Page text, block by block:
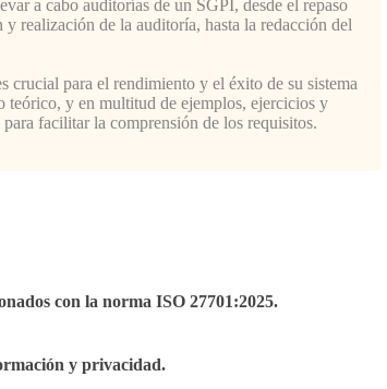
a cabo auditorías de un SGPI, desde el repaso
realización de la auditoría, hasta la redacción del
crucial para el rendimiento y el éxito de su sistema
teórico, y en multitud de ejemplos, ejercicios y
facilitar la comprensión de los requisitos.
con la norma ISO 27701:2025.
y privacidad.